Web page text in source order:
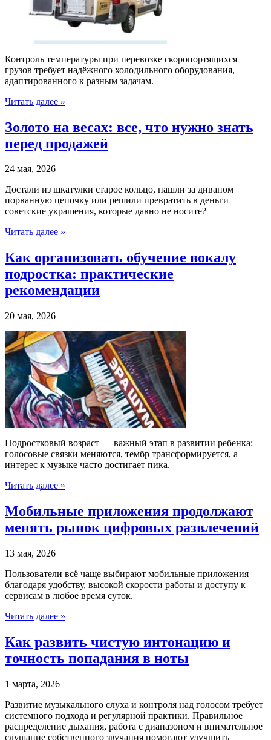
Контроль температуры при перевозке скоропортящихся
грузов требует надёжного холодильного оборудования,
адаптированного к разным задачам.
Читать далее »
Золото на весах: все, что нужно знать
перед продажей
24 мая, 2026
Достали из шкатулки старое кольцо, нашли за диваном
порванную цепочку или решили превратить в деньги
советские украшения, которые давно не носите?
Читать далее »
Как организовать обучение вокалу
подростка: практические
рекомендации
20 мая, 2026
Подростковый возраст — важный этап в развитии ребенка:
голосовые связки меняются, тембр трансформируется, а
интерес к музыке часто достигает пика.
Читать далее »
Мобильные приложения продолжают
менять рынок цифровых развлечений
13 мая, 2026
Пользователи всё чаще выбирают мобильные приложения
благодаря удобству, высокой скорости работы и доступу к
сервисам в любое время суток.
Читать далее »
Как развить чистую интонацию и
точность попадания в ноты
1 марта, 2026
Развитие музыкального слуха и контроля над голосом требует
системного подхода и регулярной практики. Правильное
распределение дыхания, работа с диапазоном и внимательное
слушание собственного звучания помогают улучшить